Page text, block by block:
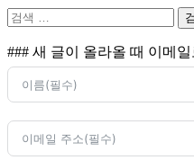
검
### 새 글이 올라올 때 이메